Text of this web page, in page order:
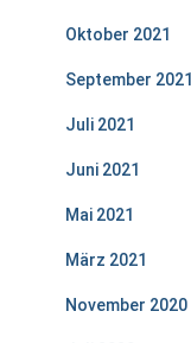
Oktober 2021
September 2021
Juli 2021
Juni 2021
Mai 2021
März 2021
November 2020